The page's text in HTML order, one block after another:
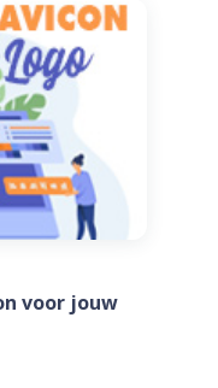
voor jouw